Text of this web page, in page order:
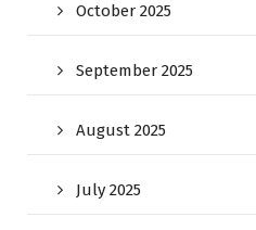
October 2025
September 2025
August 2025
July 2025